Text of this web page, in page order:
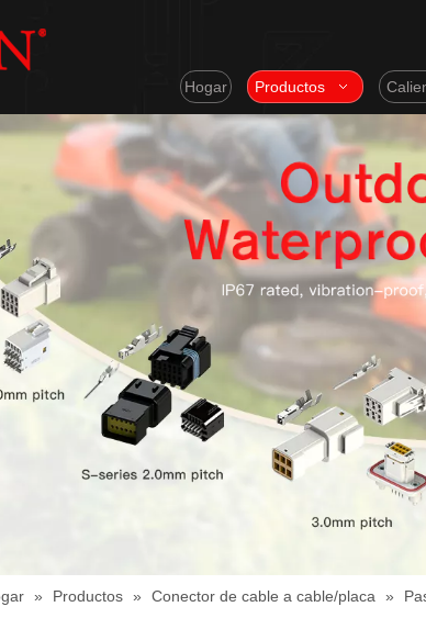
Hogar Productos
» Productos » Conector de cable a cable/placa »